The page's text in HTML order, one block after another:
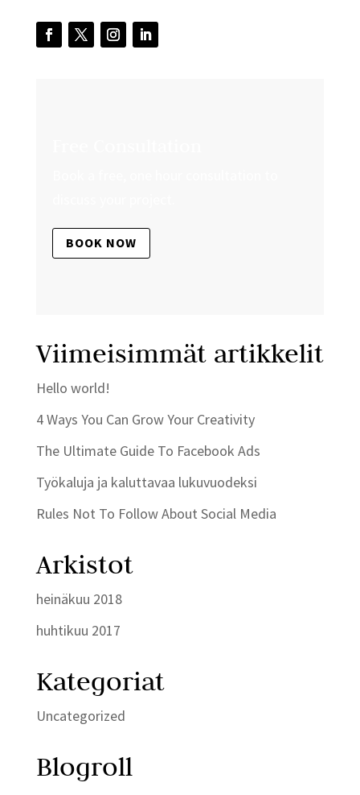
BOOK NOW
Viimeisimmät artikkelit
Hello world!
4 Ways You Can Grow Your Creativity
The Ultimate Guide To Facebook Ads
Työkaluja ja kaluttavaa lukuvuodeksi
Rules Not To Follow About Social Media
Arkistot
heinäkuu 2018
huhtikuu 2017
Kategoriat
Uncategorized
Blogroll